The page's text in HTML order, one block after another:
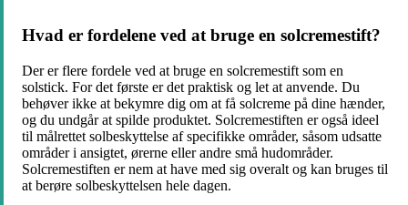
Hvad er fordelene ved at bruge en solcremestift?
Der er flere fordele ved at bruge en solcremestift som en
solstick. For det første er det praktisk og let at anvende. Du
behøver ikke at bekymre dig om at få solcreme på dine hænder,
og du undgår at spilde produktet. Solcremestiften er også ideel
til målrettet solbeskyttelse af specifikke områder, såsom udsatte
områder i ansigtet, ørerne eller andre små hudområder.
Solcremestiften er nem at have med sig overalt og kan bruges til
at berøre solbeskyttelsen hele dagen.